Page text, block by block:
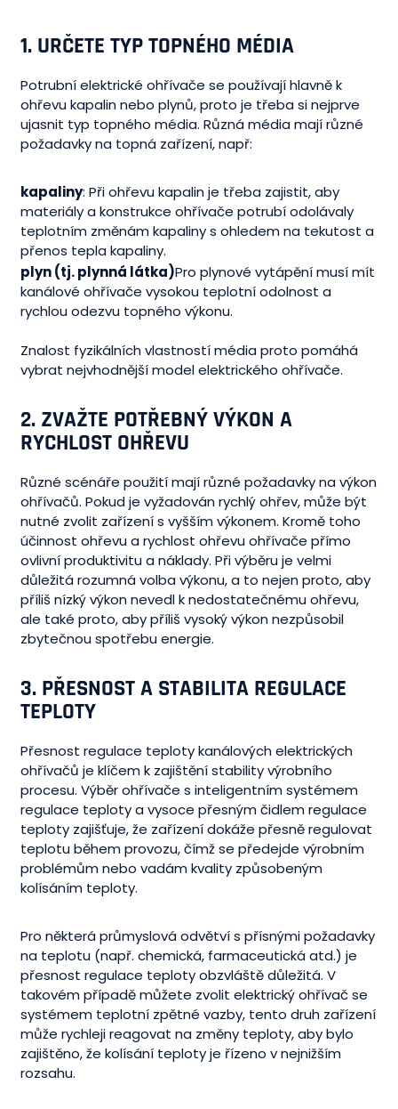
1. URČETE TYP TOPNÉHO MÉDIA
Potrubní elektrické ohřívače se používají hlavně k
ohřevu kapalin nebo plynů, proto je třeba si nejprve
ujasnit typ topného média. Různá média mají různé
požadavky na topná zařízení, např:
kapaliny: Při ohřevu kapalin je třeba zajistit, aby
materiály a konstrukce ohřívače potrubí odolávaly
teplotním změnám kapaliny s ohledem na tekutost a
přenos tepla kapaliny.
plyn (tj. plynná látka)Pro plynové vytápění musí mít
kanálové ohřívače vysokou teplotní odolnost a
rychlou odezvu topného výkonu.
Znalost fyzikálních vlastností média proto pomáhá
vybrat nejvhodnější model elektrického ohřívače.
2. ZVAŽTE POTŘEBNÝ VÝKON A
RYCHLOST OHŘEVU
Různé scénáře použití mají různé požadavky na výkon
ohřívačů. Pokud je vyžadován rychlý ohřev, může být
nutné zvolit zařízení s vyšším výkonem. Kromě toho
účinnost ohřevu a rychlost ohřevu ohřívače přímo
ovlivní produktivitu a náklady. Při výběru je velmi
důležitá rozumná volba výkonu, a to nejen proto, aby
příliš nízký výkon nevedl k nedostatečnému ohřevu,
ale také proto, aby příliš vysoký výkon nezpůsobil
zbytečnou spotřebu energie.
3. PŘESNOST A STABILITA REGULACE
TEPLOTY
Přesnost regulace teploty kanálových elektrických
ohřívačů je klíčem k zajištění stability výrobního
procesu. Výběr ohřívače s inteligentním systémem
regulace teploty a vysoce přesným čidlem regulace
teploty zajišťuje, že zařízení dokáže přesně regulovat
teplotu během provozu, čímž se předejde výrobním
problémům nebo vadám kvality způsobeným
kolísáním teploty.
Pro některá průmyslová odvětví s přísnými požadavky
na teplotu (např. chemická, farmaceutická atd.) je
přesnost regulace teploty obzvláště důležitá. V
takovém případě můžete zvolit elektrický ohřívač se
systémem teplotní zpětné vazby, tento druh zařízení
může rychleji reagovat na změny teploty, aby bylo
zajištěno, že kolísání teploty je řízeno v nejnižším
rozsahu.